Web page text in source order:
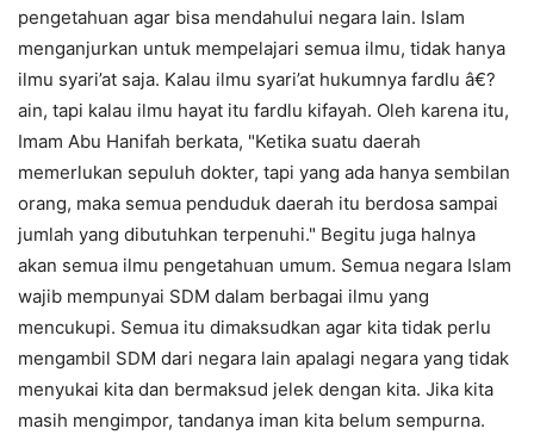
pengetahuan agar bisa mendahului negara lain. Islam
menganjurkan untuk mempelajari semua ilmu, tidak hanya
ilmu syari’at saja. Kalau ilmu syari’at hukumnya fardlu â€?
ain, tapi kalau ilmu hayat itu fardlu kifayah. Oleh karena itu,
Imam Abu Hanifah berkata, "Ketika suatu daerah
memerlukan sepuluh dokter, tapi yang ada hanya sembilan
orang, maka semua penduduk daerah itu berdosa sampai
jumlah yang dibutuhkan terpenuhi." Begitu juga halnya
akan semua ilmu pengetahuan umum. Semua negara Islam
wajib mempunyai SDM dalam berbagai ilmu yang
mencukupi. Semua itu dimaksudkan agar kita tidak perlu
mengambil SDM dari negara lain apalagi negara yang tidak
menyukai kita dan bermaksud jelek dengan kita. Jika kita
masih mengimpor, tandanya iman kita belum sempurna.